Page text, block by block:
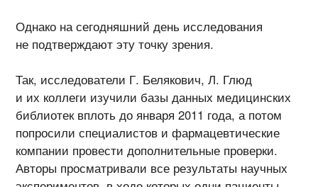
Однако на сегодняшний день исследования
не подтверждают эту точку зрения.
Так, исследователи Г. Белякович, Л. Глюд
и их коллеги изучили базы данных медицинских
библиотек вплоть до января 2011 года, а потом
попросили специалистов и фармацевтические
компании провести дополнительные проверки.
Авторы просматривали все результаты научных